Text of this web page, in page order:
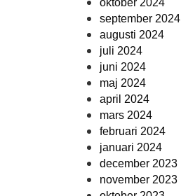
oktober 2024
september 2024
augusti 2024
juli 2024
juni 2024
maj 2024
april 2024
mars 2024
februari 2024
januari 2024
december 2023
november 2023